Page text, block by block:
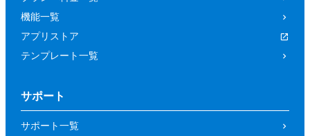
アプリストア
テンプレート一覧
サポート一覧
導入をご検討中の方へ